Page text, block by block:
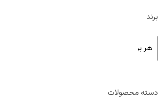
برند
هر برند
دسته محصولات